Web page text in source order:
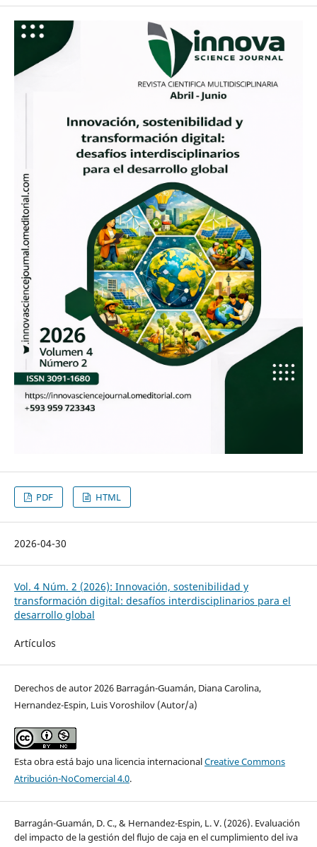
PDF HTML
2026-04-30
Vol. 4 Núm. 2 (2026): Innovación, sostenibilidad y
transformación digital: desafíos interdisciplinarios para el
desarrollo global
Artículos
Derechos de autor 2026 Barragán-Guamán, Diana Carolina,
Hernandez-Espin, Luis Voroshilov (Autor/a)
Esta obra está bajo una licencia internacionalCreative Commons
Atribución-NoComercial 4.0.
Barragán-Guamán, D. C., & Hernandez-Espin, L. V. (2026). Evaluación
del impacto de la gestión del flujo de caja en el cumplimiento del iva